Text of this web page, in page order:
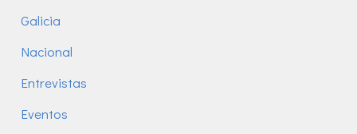
Galicia
Nacional
Entrevistas
Eventos